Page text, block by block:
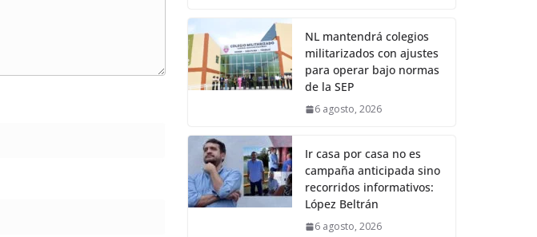
NL mantendrá colegios
militarizados con ajustes
para operar bajo normas
de la SEP
6 agosto, 2026
Ir casa por casa no es
campaña anticipada sino
recorridos informativos:
López Beltrán
6 agosto, 2026